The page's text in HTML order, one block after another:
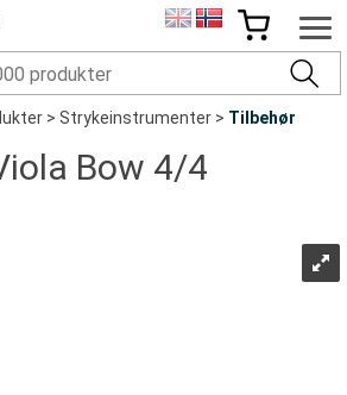
>Strykeinstrumenter>Tilbehør
Bow 4/4